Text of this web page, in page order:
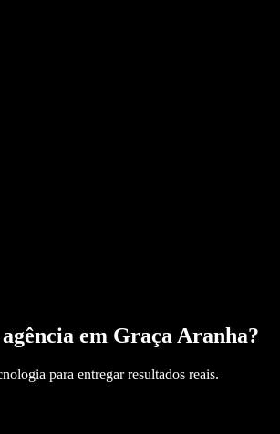
em Graça Aranha?
para entregar resultados reais.